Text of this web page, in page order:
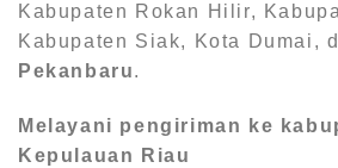
Kabupaten Rokan Hilir,
Kabupaten Siak, Kota Dumai,
Pekanbaru.
Melayani pengiriman ke
Kepulauan Riau